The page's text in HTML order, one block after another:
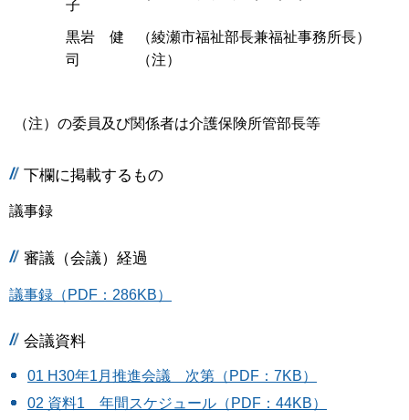
子
黒岩 健
司
（綾瀬市福祉部長兼福祉事務所長）
（注）
（注）の委員及び関係者は介護保険所管部長等
下欄に掲載するもの
議事録
審議（会議）経過
議事録（PDF：286KB）
会議資料
01 H30年1月推進会議 次第（PDF：7KB）
02 資料1 年間スケジュール（PDF：44KB）